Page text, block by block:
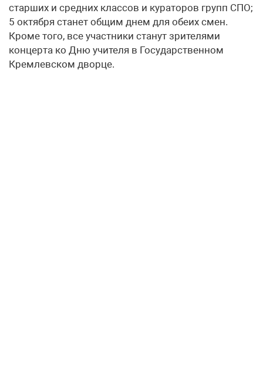
старших и средних классов и кураторов групп СПО;
5 октября станет общим днем для обеих смен.
Кроме того, все участники станут зрителями
концерта ко Дню учителя в Государственном
Кремлевском дворце.